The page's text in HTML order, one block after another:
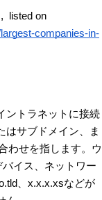
companies-in-
ントラネットに接続
はサブドメイン、ま
わせを指します。ウ
イス、ネットワー
、x.x.x.xsなどが